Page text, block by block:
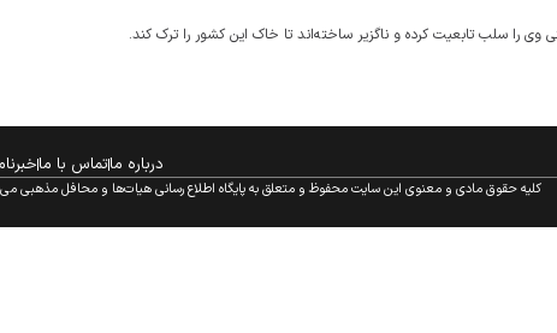
وی را سلب تابعیت کرده و ناگزیر ساخته‌اند تا خاک این کشور را ترک کند.
درباره ماتماس با ما
کلیه حقوق مادی و معنوی این سایت محفوظ و متعلق به پایگاه اطلاع رسانی هیات‌ها و محافل مذهبی